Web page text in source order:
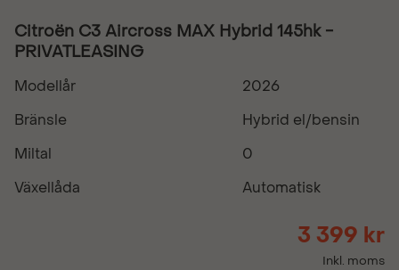
Citroën C3 Aircross MAX Hybrid 145hk -
PRIVATLEASING
Modellår
2026
Bränsle
Hybrid el/bensin
Miltal
0
Växellåda
Automatisk
3 399 kr
Inkl. moms